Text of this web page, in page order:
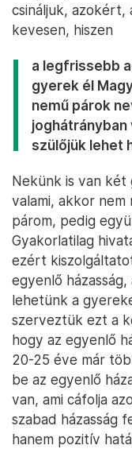
csináljuk, azokért,
kevesen, hiszen
a legfrissebb
gyerek él
nemű párok
joghátrányban
szülőjük lehet
Nekünk is van
valami, akkor
párom, pedig
Gyakorlatilag
ezért
egyenlő
lehetünk a
szerveztük ezt a
hogy az egyenlő
20-25 éve már
be az egyenlő
van, ami cáfolja
szabad házasság
hanem pozitív